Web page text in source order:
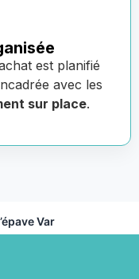
est planifié
avec les
sur place.
Var